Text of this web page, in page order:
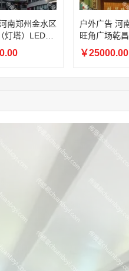
联系了该媒体所在商家
联系了该媒体所在商家
联系了该媒体所在商家
联系了该媒体所在商家
南郑州金水区
灯塔）LED大
户外广告 河
旺角广场乾
LED大屏广告
￥25000.00